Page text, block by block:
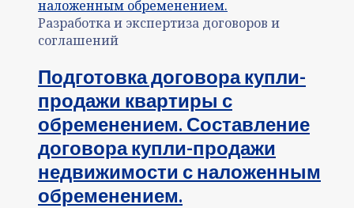
Разработка и экспертиза договоров и
соглашений
Подготовка договора купли-
продажи квартиры с
обременением. Составление
договора купли-продажи
недвижимости с наложенным
обременением.